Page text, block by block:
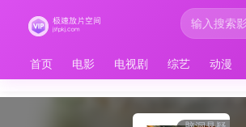
首页 电影 电视剧 综艺 动漫